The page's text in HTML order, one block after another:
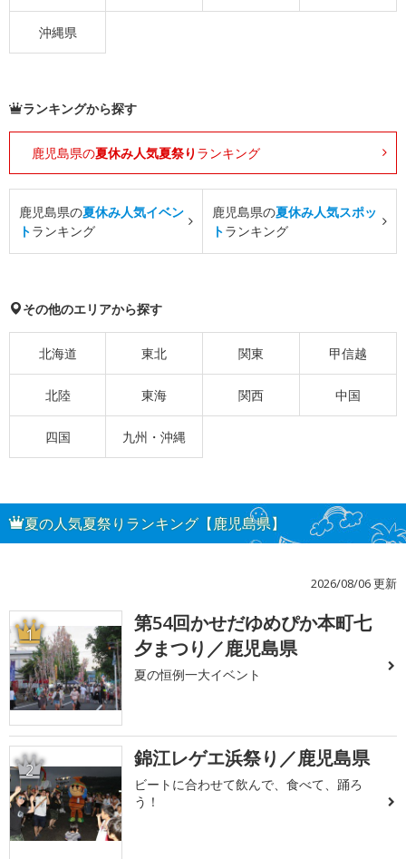
沖縄県
ランキングから探す
鹿児島県の夏休み人気夏祭り ランキング
鹿児島県の夏休み人気イベン
トランキング
鹿児島県の夏休み人気スポッ
トランキング
その他のエリアから探す
北海道 東北 関東 甲信越
北陸 東海 関西 中国
四国 九州・沖縄
夏の人気夏祭りランキング【鹿児島県】
2026/08/06 更新
1
第54回かせだゆめぴか本町七
夕まつり／鹿児島県
夏の恒例一大イベント
2 錦江レゲエ浜祭り／鹿児島県
ビートに合わせて飲んで、食べて、踊ろ
う！